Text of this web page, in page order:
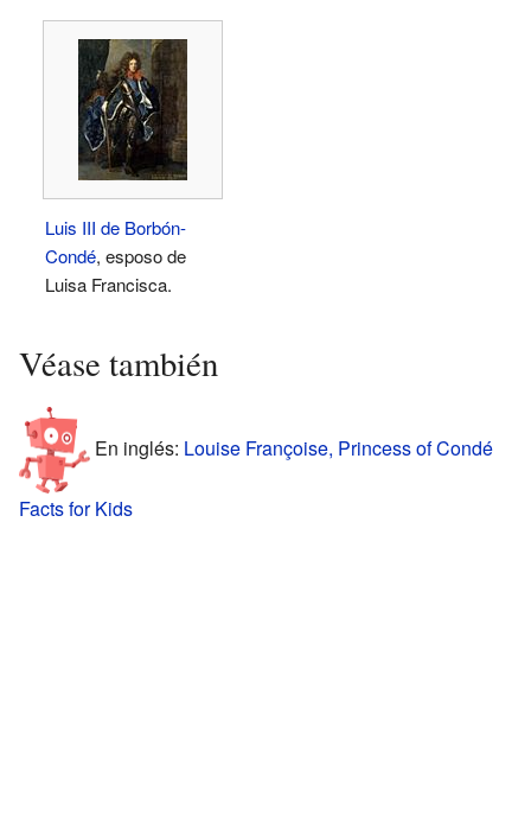
Luis III de Borbón-
Condé, esposo de
Luisa Francisca.
Véase también
En inglés: Louise Françoise, Princess of Condé
Facts for Kids